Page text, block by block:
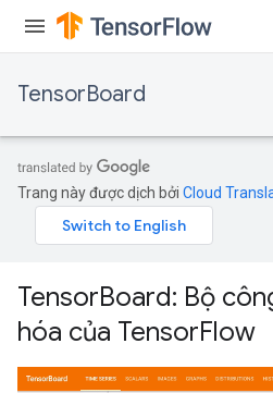
TensorBoard
Trang này được dịch bởi Cloud
TensorBoard: Bộ
hóa của TensorFlow